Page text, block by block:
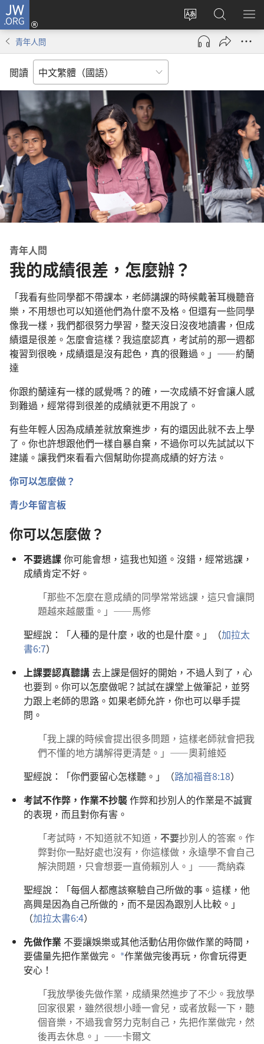
JW.ORG
更
改
網
言
登
入
（開
窗）
搜
尋
JW.ORG
顯
青年人問
閲讀
青年人問
我的成績很差，怎麼辦？
「我看有些同學都不帶課本，老師講課的時候戴著耳機聽音
樂，不用想也可以知道他們為什麼不及格。但還有一些同學
像我一樣，我們都很努力學習，整天沒日沒夜地讀書，但成
績還是很差。怎麼會這樣？我這麼認真，考試前的那一週都
複習到很晚，成績還是沒有起色，真的很難過。」——約蘭
達
你跟約蘭達有一樣的感覺嗎？的確，一次成績不好會讓人感
到難過，經常得到很差的成績就更不用說了。
有些年輕人因為成績差就放棄進步，有的還因此就不去上學
了。你也許想跟他們一樣自暴自棄，不過你可以先試試以下
建議。讓我們來看看六個幫助你提高成績的好方法。
你可以怎麼做？
青少年留言板
你可以怎麼做？
不要逃課你可能會想，這我也知道。沒錯，經常逃課，
成績肯定不好。
「那些不怎麼在意成績的同學常常逃課，這只會讓問
題越來越嚴重。」——馬修
聖經說：「人種的是什麼，收的也是什麼。」（加拉太
書6:7）
上課要認真聽講去上課是個好的開始，不過人到了，心
也要到。你可以怎麼做呢？試試在課堂上做筆記，並努
力跟上老師的思路。如果老師允許，你也可以舉手提
問。
「我上課的時候會提出很多問題，這樣老師就會把我
們不懂的地方講解得更清楚。」——奧莉維婭
聖經說：「你們要留心怎樣聽。」（路加福音8:18）
考試不作弊，作業不抄襲作弊和抄別人的作業是不誠實
的表現，而且對你有害。
「考試時，不知道就不知道， 不要抄別人的答案。作
弊對你一點好處也沒有，你這樣做，永遠學不會自己
解決問題，只會想要一直倚賴別人。」——喬納森
聖經說：「每個人都應該察驗自己所做的事。這樣，他
高興是因為自己所做的，而不是因為跟別人比較。」
（加拉太書6:4）
先做作業 不要讓娛樂或其他活動佔用你做作業的時間，
要儘量先把作業做完。 a作業做完後再玩，你會玩得更
安心！
「我放學後先做作業，成績果然進步了不少。我放學
回家很累，雖然很想小睡一會兒，或者放鬆一下，聽
個音樂，不過我會努力克制自己，先把作業做完，然
後再去休息。」——卡爾文